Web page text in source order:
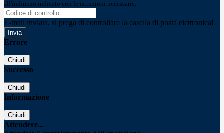
all'indirizzo indicato con le istruzioni necessarie.
E-mail inviata, si prega di controllare la casella di posta elettronica!
Errore
Chiudi
Successo
Chiudi
Informazione
Chiudi
Attendere...